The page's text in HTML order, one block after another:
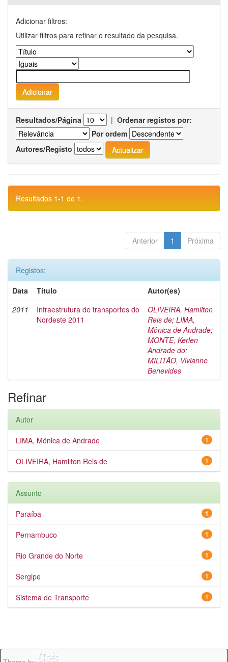
Adicionar filtros:
Utilizar filtros para refinar o resultado da pesquisa.
Resultados/Página | Ordenar registos por:
Por ordem
Autores/Registo
Resultados 1-1 de 1.
Anterior 1 Próxima
Registos:
Data
Título
Autor(es)
2011
Infraestrutura de transportes do
Nordeste 2011
OLIVEIRA, Hamilton
Reis de; LIMA,
Mônica de Andrade;
MONTE, Kerlen
Andrade do;
MILITÃO, Vivianne
Benevides
Refinar
Autor
1
LIMA, Mônica de Andrade
1
OLIVEIRA, Hamilton Reis de
Assunto
1
Paraíba
1
Pernambuco
1
Rio Grande do Norte
1
Sergipe
1
Sistema de Transporte